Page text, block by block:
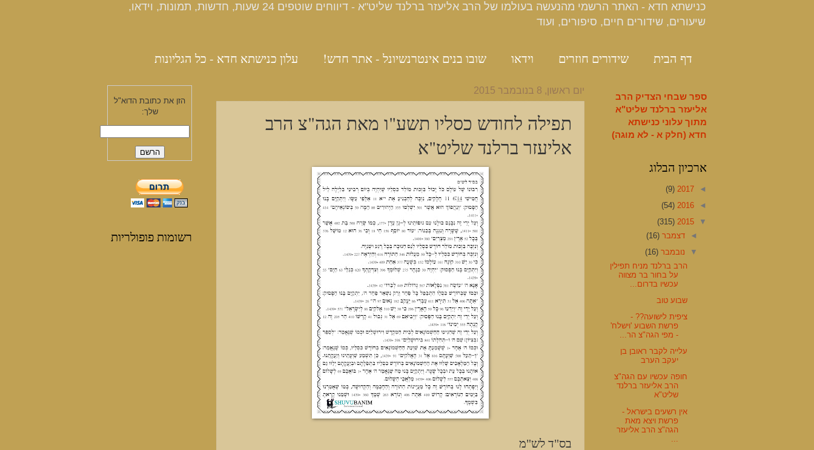
כנישתא חדא - האתר הרשמי מהנעשה בעולמו של הרב אליעזר ברלנד שליט"א - דיווחים שוטפים 24 שעות, חדשות, תמונות, וידאו,
שיעורים, שידורים חיים, סיפורים, ועוד
דף הבית שידורים חוזרים וידאו שובו בנים אינטרנשיונל - אתר חדש!
עלון כנישתא חדא - כל הגליונות
יום ראשון, 8 בנובמבר 2015
תפילה לחודש כסליו תשע"ו מאת הגה"צ הרב
אליעזר ברלנד שליט"א
בס"ד לש"מ
הזן את כתובת הדוא"ל
שלך:
רשומות פופולריות
ספר שבחי הצדיק הרב
אליעזר ברלנד שליט"א
מתוך עלוני כנישתא
חדא (חלק א - לא מוגה)
ארכיון הבלוג
◄
2017
(9)
◄
2016
(54)
▼
2015
(315)
◄דצמבר(16)
▼ נובמבר(16)
הרב ברלנד מניח תפילין
על בחור בר מצווה
עכשיו בדרום...
שבוע טוב
ציפית לישועה?? -
פרשת השבוע 'וישלח'
- מפי הגה"צ הר...
עלייה לקבר ראובן בן
יעקב הערב
חופה עכשיו עם הגה"צ
הרב אליעזר ברלנד
שליט"א
אין רשעים בישראל -
פרשת ויצא מאת
הגה"צ הרב אליעזר